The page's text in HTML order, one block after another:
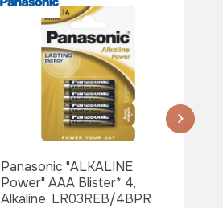
Panasonic "ALKALINE
Power" AAA Blister* 4,
Alkaline, LR03REB/4BPR